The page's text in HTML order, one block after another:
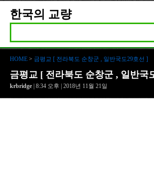
한국의 교량
HOME > 금평교 [ 전라북도 순창군 , 일반국도29호선 ]
금평교 [ 전라북도 순창군 , 일반국
krbridge | 8:34 오후 | 2018년 11월 21일